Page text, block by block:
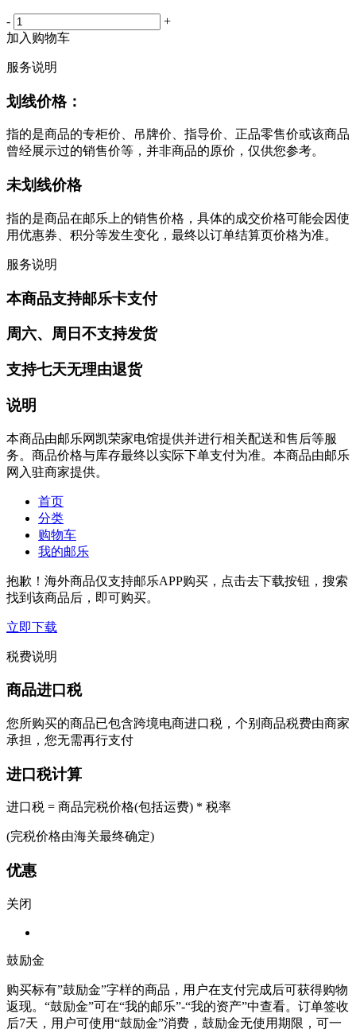
-
+
加入购物车
服务说明
划线价格：
指的是商品的专柜价、吊牌价、指导价、正品零售价或该商品
曾经展示过的销售价等，并非商品的原价，仅供您参考。
未划线价格
指的是商品在邮乐上的销售价格，具体的成交价格可能会因使
用优惠券、积分等发生变化，最终以订单结算页价格为准。
服务说明
本商品支持邮乐卡支付
周六、周日不支持发货
支持七天无理由退货
说明
本商品由邮乐网凯荣家电馆提供并进行相关配送和售后等服
务。商品价格与库存最终以实际下单支付为准。本商品由邮乐
网入驻商家提供。
首页
分类
购物车
我的邮乐
抱歉！海外商品仅支持邮乐APP购买，点击去下载按钮，搜索
找到该商品后，即可购买。
立即下载
税费说明
商品进口税
您所购买的商品已包含跨境电商进口税，个别商品税费由商家
承担，您无需再行支付
进口税计算
进口税 = 商品完税价格(包括运费) * 税率
(完税价格由海关最终确定)
优惠
关闭
鼓励金
购买标有”鼓励金”字样的商品，用户在支付完成后可获得购物
返现。“鼓励金”可在“我的邮乐”-“我的资产”中查看。订单签收
后7天，用户可使用“鼓励金”消费，鼓励金无使用期限，可一